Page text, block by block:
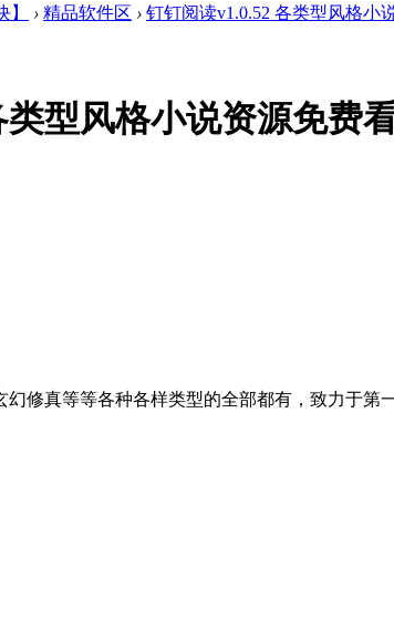
】 › 精品软件区 › 钉钉阅读v1.0.52 各类型风格小
类型风格小说资源免费
修真等等各种各样类型的全部都有，致力于